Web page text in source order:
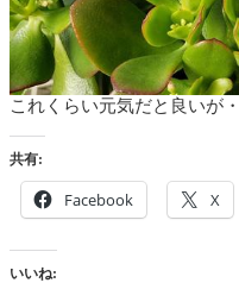
これくらい元気だと良いが
共有:
Facebook X
いいね: